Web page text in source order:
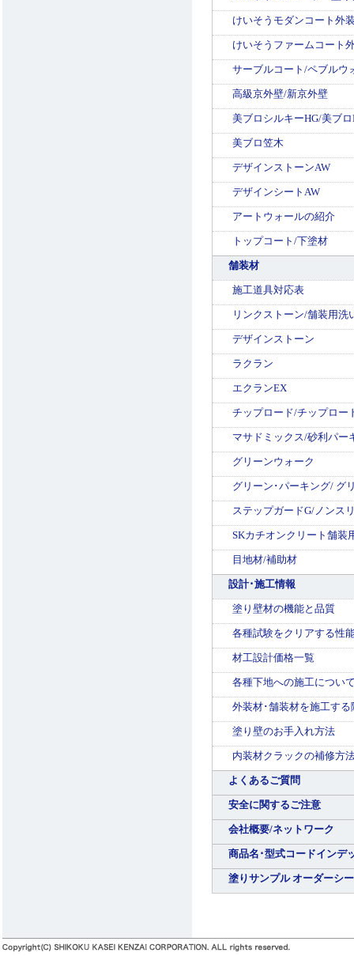
けいそうモダンコート外
けいそうファームコート
サーブルコート/ペブルウ
高級京外壁/新京外壁
美ブロシルキーHG/美ブロ
美ブロ笠木
デザインストーンAW
デザインシートAW
アートウォールの紹介
トップコート/下塗材
舗装材
施工道具対応表
リンクストーン/舗装用洗
デザインストーン
ラクラン
エクランEX
チップロード/チップロー
マサドミックス/砂利パー
グリーンウォーク
グリーン･パーキング/ グ
ステップガードG/ノンス
SKカチオンクリート舗装
目地材/補助材
設計･施工情報
塗り壁材の機能と品質
各種試験をクリアする性
材工設計価格一覧
各種下地への施工につい
外装材･舗装材を施工する
塗り壁のお手入れ方法
内装材クラックの補修方
よくあるご質問
安全に関するご注意
会社概要/ネットワーク
商品名･型式コードインデ
塗りサンプル オーダーシ